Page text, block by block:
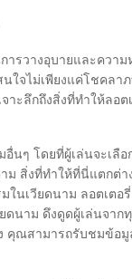
ารวางอุบายและควา
ใจไม่เพียงแค่โชคลา
าะลึกถึงสิ่งที่ทำให้ลอต
นๆ โดยที่ผู้เล่นจะเลื
ม สิ่งที่ทำให้ที่นี่แตกต่า
นเวียดนาม ลอตเตอ
ดนาม ดึงดูดผู้เล่นจาก
คุณสามารถรับชมข้อมู